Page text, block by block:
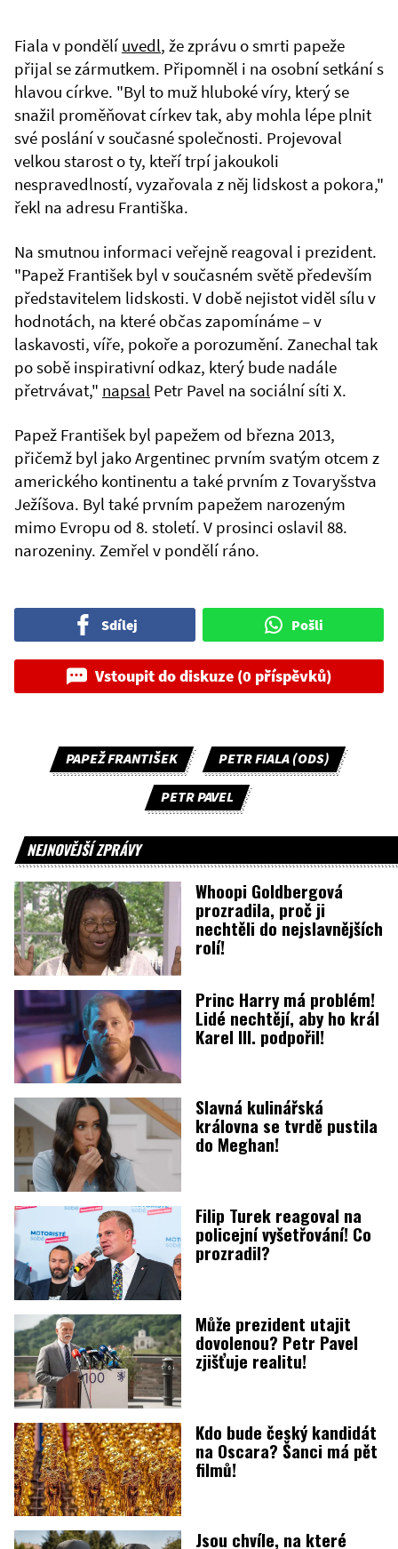
Fiala v pondělí uvedl, že zprávu o smrti papeže
přijal se zármutkem. Připomněl i na osobní setkání s
hlavou církve. "Byl to muž hluboké víry, který se
snažil proměňovat církev tak, aby mohla lépe plnit
své poslání v současné společnosti. Projevoval
velkou starost o ty, kteří trpí jakoukoli
nespravedlností, vyzařovala z něj lidskost a pokora,"
řekl na adresu Františka.
Na smutnou informaci veřejně reagoval i prezident.
"Papež František byl v současném světě především
představitelem lidskosti. V době nejistot viděl sílu v
hodnotách, na které občas zapomínáme – v
laskavosti, víře, pokoře a porozumění. Zanechal tak
po sobě inspirativní odkaz, který bude nadále
přetrvávat," napsal Petr Pavel na sociální síti X.
Papež František byl papežem od března 2013,
přičemž byl jako Argentinec prvním svatým otcem z
amerického kontinentu a také prvním z Tovaryšstva
Ježíšova. Byl také prvním papežem narozeným
mimo Evropu od 8. století. V prosinci oslavil 88.
narozeniny. Zemřel v pondělí ráno.
Sdílej Pošli
Vstoupit do diskuze (0 příspěvků)
PAPEŽ FRANTIŠEK PETR FIALA (ODS)
PETR PAVEL
NEJNOVĚJŠÍ ZPRÁVY
Whoopi Goldbergová
prozradila, proč ji
nechtěli do nejslavnějších
rolí!
Princ Harry má problém!
Lidé nechtějí, aby ho král
Karel III. podpořil!
Slavná kulinářská
královna se tvrdě pustila
do Meghan!
Filip Turek reagoval na
policejní vyšetřování! Co
prozradil?
Může prezident utajit
dovolenou? Petr Pavel
zjišťuje realitu!
Kdo bude český kandidát
na Oscara? Šanci má pět
filmů!
Jsou chvíle, na které